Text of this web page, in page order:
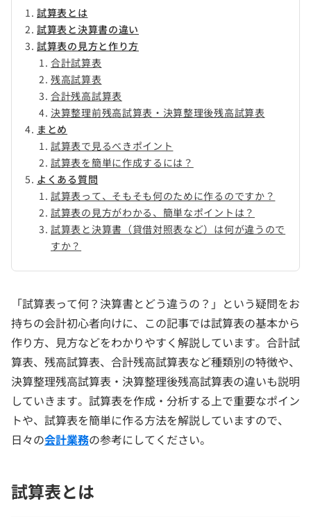
試算表とは
試算表と決算書の違い
試算表の見方と作り方
合計試算表
残高試算表
合計残高試算表
決算整理前残高試算表・決算整理後残高試算表
まとめ
試算表で見るべきポイント
試算表を簡単に作成するには？
よくある質問
試算表って、そもそも何のために作るのですか？
試算表の見方がわかる、簡単なポイントは？
試算表と決算書（貸借対照表など）は何が違うので
すか？
「試算表って何？決算書とどう違うの？」という疑問をお
持ちの会計初心者向けに、この記事では試算表の基本から
作り方、見方などをわかりやすく解説しています。合計試
算表、残高試算表、合計残高試算表など種類別の特徴や、
決算整理残高試算表・決算整理後残高試算表の違いも説明
していきます。試算表を作成・分析する上で重要なポイン
トや、試算表を簡単に作る方法を解説していますので、
日々の会計業務の参考にしてください。
試算表とは